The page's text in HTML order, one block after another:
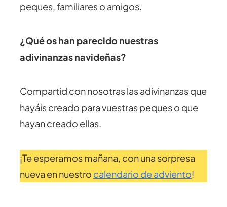
peques, familiares o amigos.
¿Qué os han parecido nuestras
adivinanzas navideñas?
Compartid con nosotras las adivinanzas que
hayáis creado para vuestras peques o que
hayan creado ellas.
¡Te esperamos mañana, con una sorpresa
nueva en nuestro calendario de adviento!